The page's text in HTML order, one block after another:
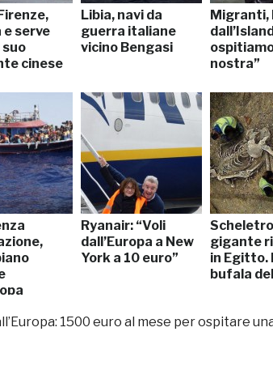
e serve
suo
cinese
Libia, navi da
guerra italiane
vicino Bengasi
Migranti,
nostra”
Ryanair: “Voli
dall’Europa a New
York a 10 euro”
gigante
in Egitto.
bufala
1500 euro al mese per ospitare